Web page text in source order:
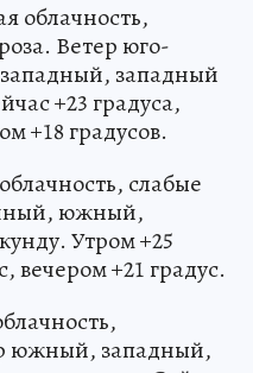
облачность,
Ветер юго-
западный
+23 градуса,
+18 градусов.
слабые
южный,
Утром +25
вечером +21 градус.
южный, западный,